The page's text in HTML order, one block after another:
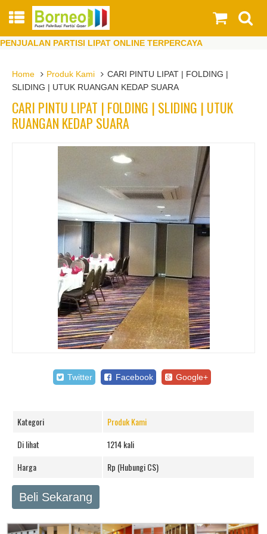
PENJUALAN PARTISI LIPAT ONLINE TERPERCAYA
Home Produk Kami
CARI PINTU LIPAT | FOLDING |
SLIDING | UTUK RUANGAN KEDAP SUARA
CARI PINTU LIPAT | FOLDING | SLIDING | UTUK
RUANGAN KEDAP SUARA
Twitter Facebook Google+
Kategori
Produk Kami
Di lihat
1214 kali
Harga
Rp (Hubungi CS)
Beli Sekarang